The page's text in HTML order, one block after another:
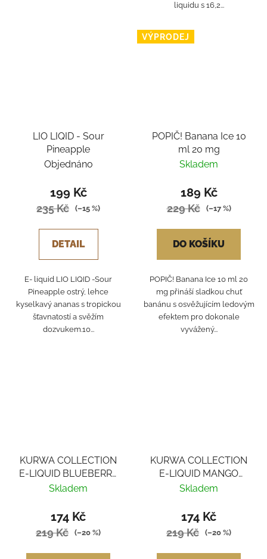
liquidu s 16,2...
LIO LIQID - Sour
Pineapple
Objednáno
199 Kč
235 Kč (–15 %)
DETAIL
E- liquid LIO LIQID -Sour
Pineapple ostrý, lehce
kyselkavý ananas s tropickou
šťavnatostí a svěžím
dozvukem.10...
VÝPRODEJ
POPIČ! Banana Ice 10
ml 20 mg
Skladem
189 Kč
229 Kč (–17 %)
DO KOŠÍKU
POPIČ! Banana Ice 10 ml 20
mg přináší sladkou chuť
banánu s osvěžujícím ledovým
efektem pro dokonale
vyvážený...
KURWA COLLECTION
E-LIQUID BLUEBERRY
CHERRY CRANBERRY
Skladem
174 Kč
219 Kč (–20 %)
KURWA COLLECTION
E-LIQUID MANGO
PASSION FRUIT
Skladem
174 Kč
219 Kč (–20 %)